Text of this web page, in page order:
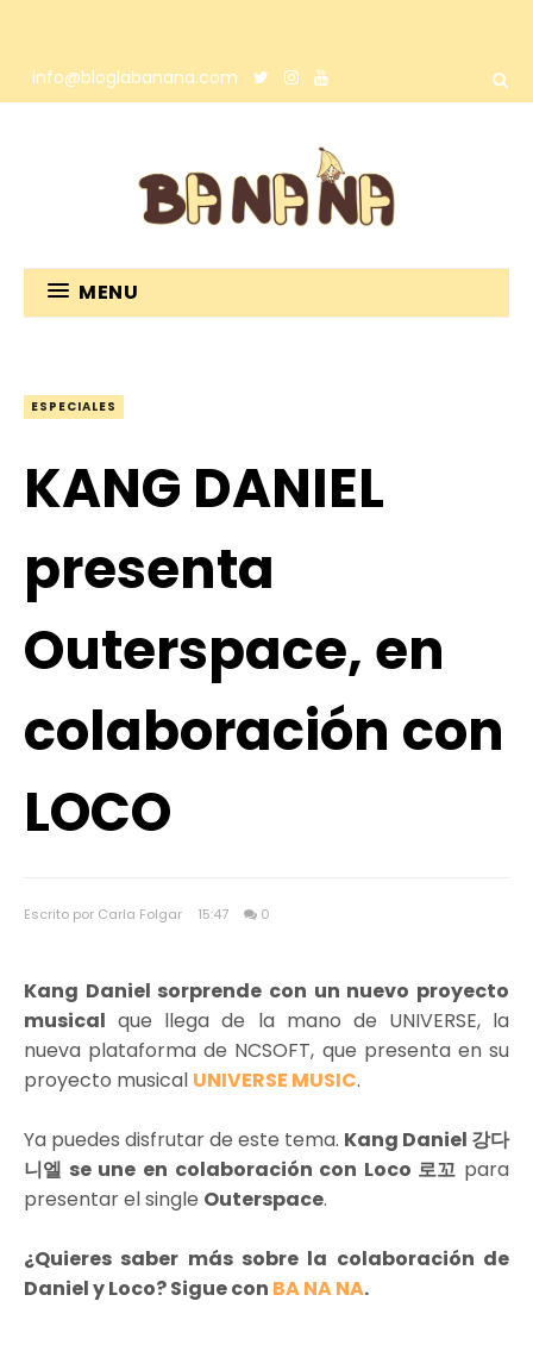
info@bloglabanana.com
MENU
ESPECIALES
KANG DANIEL
presenta
Outerspace, en
colaboración con
LOCO
Escrito por Carla Folgar 15:47 0
Kang Daniel sorprende con un nuevo proyecto
musical que llega de la mano de UNIVERSE, la
nueva plataforma de NCSOFT, que presenta en su
proyecto musical UNIVERSE MUSIC.
Ya puedes disfrutar de este tema. Kang Daniel 강다
니엘 se une en colaboración con Loco 로꼬 para
presentar el single Outerspace.
¿Quieres saber más sobre la colaboración de
Daniel y Loco? Sigue con BA NA NA.